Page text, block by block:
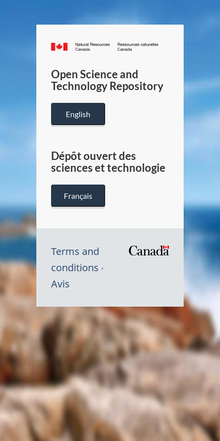
Canada.ca
/
Canada
Open Science and
Technology Repository
English
Dépôt ouvert des
sciences et technologie
Français
Terms and
conditions
Avis
Symbole
du
Canada